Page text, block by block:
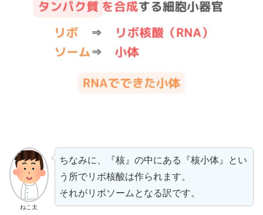
ねこ太
ちなみに、『核』の中にある『核小体』とい
う所でリボ核酸は作られます。
それがリボソームとなる訳です。